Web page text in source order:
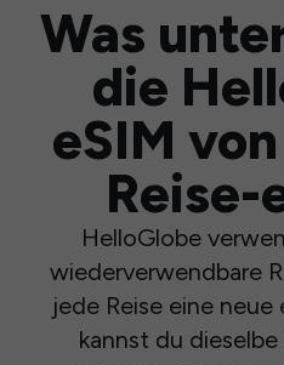
Was
die
eSIM
Reise-
HelloGlobe
wiederverwendbare
jede Reise eine neue
kannst du